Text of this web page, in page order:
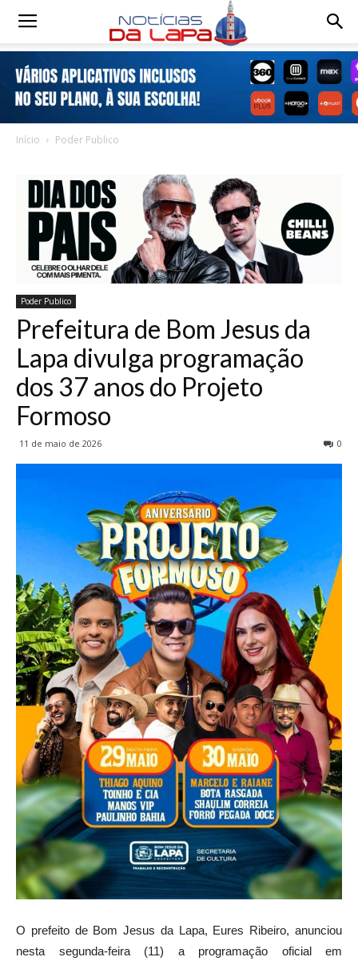
Notícias
Início Poder Publico
Poder Publico
Prefeitura de Bom Jesus da
Lapa divulga programação
dos 37 anos do Projeto
Formoso
11 de maio de 2026 0
O prefeito de Bom Jesus da Lapa, Eures Ribeiro, anunciou
nesta segunda-feira (11) a programação oficial em